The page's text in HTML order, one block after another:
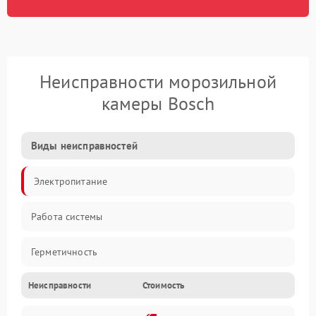
Неисправности морозильной
камеры Bosch
Виды неисправностей
Электропитание
Работа системы
Герметичность
Механика
Неисправности Стоимость